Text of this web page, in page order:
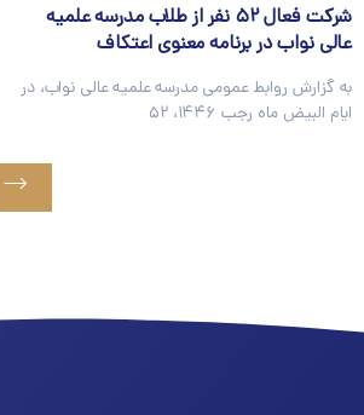
شرکت فعال ۵۲ نفر از طلاب مدرسه علمیه
عالی نواب در برنامه معنوی اعتکاف
به گزارش روابط عمومی مدرسه علمیه عالی نواب، در
ایام البیض ماه رجب ۱۴۴۶، ۵۲